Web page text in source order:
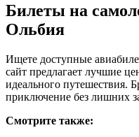
Билеты на
Ольбия
Ищете доступные
сайт предлагает лучшие
идеального путешествия.
приключение без лишних
Смотрите также: